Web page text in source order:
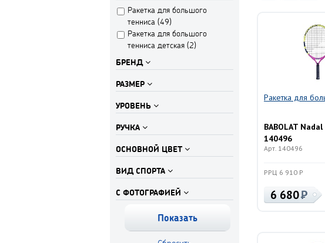
Ракетка для большого
тенниса (49)
Ракетка для большого
тенниса детская (2)
БРЕНД
РАЗМЕР
УРОВЕНЬ
РУЧКА
ОСНОВНОЙ ЦВЕТ
ВИД СПОРТА
С ФОТОГРАФИЕЙ
Ракетка для
BABOLAT
140496
Арт. 140496
РРЦ 6 910 Р
6 680